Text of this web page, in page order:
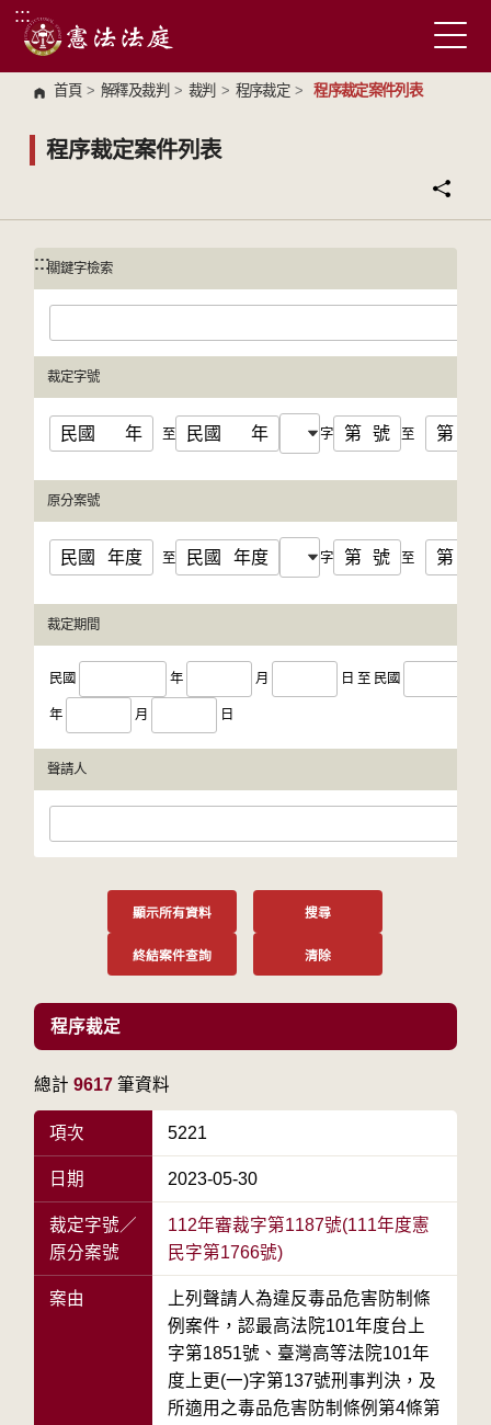
跳到主要內容區塊
:::
首頁 > 解釋及裁判 > 裁判 > 程序裁定 > 程序裁定案件列表
程序裁定案件列表
:::
:::關鍵字檢索
裁定字號
民國 年 至 民國 年 字 第 號 至 第
原分案號
民國 年度 至 民國 年度 字 第 號 至 第
裁定期間
民國 年 月 日 至 民國
年 月 日
聲請人
顯示所有資料 搜尋
終結案件查詢 清除
程序裁定
總計 9617 筆資料
項次 5221
日期 2023-05-30
裁定字號／
原分案號
112年審裁字第1187號(111年度憲
民字第1766號)
案由
上列聲請人為違反毒品危害防制條
例案件，認最高法院101年度台上
字第1851號、臺灣高等法院101年
度上更(一)字第137號刑事判決，及
所適用之毒品危害防制條例第4條第